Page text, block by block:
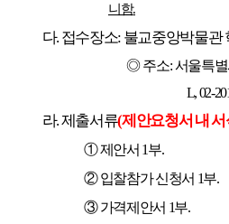
니함.
다. 접수장소: 불교중앙박물관
◎주소:서울특
L, 02-
라.제출서류(제안요청서 내
①제안서 1부.
②입찰참가 신청서 1부.
③가격제안서 1부.